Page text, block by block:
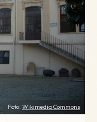
Foto: Wikimedia Commons